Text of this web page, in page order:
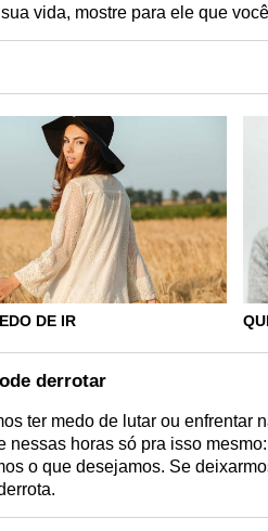
vida, mostre para ele que
DE IR
derrotar
ter medo de lutar ou enfrentar
nessas horas só pra isso
o que desejamos. Se